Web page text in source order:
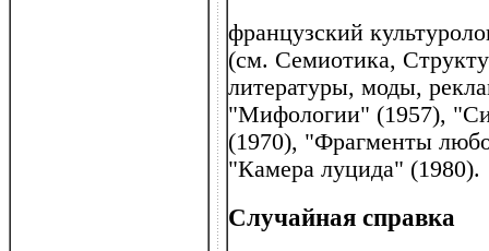
французский
(см. Семиотика,
литературы, моды,
"Мифологии" (1957),
(1970), "Фрагменты
"Камера луцида" (1980).
Случайная справка